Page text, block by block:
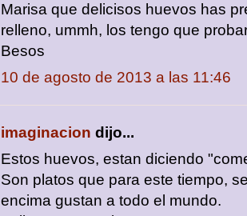
Marisa que delicisos huevos has
relleno, ummh, los tengo que
Besos
10 de agosto de 2013 a las 11:46
imaginacion dijo...
Estos huevos, estan diciendo
Son platos que para este tiempo,
encima gustan a todo el mundo.